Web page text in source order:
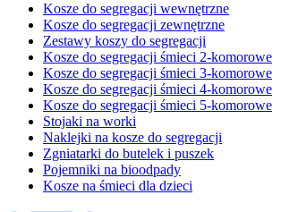
Kosze do segregacji wewnętrzne
Kosze do segregacji zewnętrzne
Zestawy koszy do segregacji
Kosze do segregacji śmieci 2-komorowe
Kosze do segregacji śmieci 3-komorowe
Kosze do segregacji śmieci 4-komorowe
Kosze do segregacji śmieci 5-komorowe
Stojaki na worki
Naklejki na kosze do segregacji
Zgniatarki do butelek i puszek
Pojemniki na bioodpady
Kosze na śmieci dla dzieci